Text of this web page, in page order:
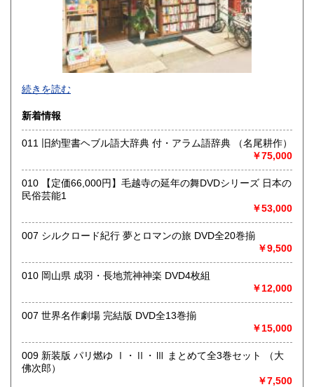
1,460円 鹿児島県
1,460円
東京都小金井市にある店舗で古本、古書の買取や販売をして
おります。
終活・実家整理で古書や古い資料などが出てきたらご相談く
ださい。
いつでもご対応させていただきます。
尾花屋 尾花雄馬（代表責任者）
東京都小金井市東町4-20-3
042-407-5798
最寄駅：東小金井駅
書籍の買取について
・日本全国出張買取可能です。ご希望のお客様はメールにて
ご連絡いただくか、042-407-5798までお電話ください。
《宅配買取ご希望の方》
続きを読む
新着情報
011 旧約聖書ヘブル語大辞典 付・アラム語辞典 （名尾耕作）
￥75,000
010 【定価66,000円】毛越寺の延年の舞DVDシリーズ 日本の
民俗芸能1
￥53,000
007 シルクロード紀行 夢とロマンの旅 DVD全20巻揃
￥9,500
010 岡山県 成羽・長地荒神神楽 DVD4枚組
￥12,000
007 世界名作劇場 完結版 DVD全13巻揃
￥15,000
009 新装版 パリ燃ゆ Ⅰ・Ⅱ・Ⅲ まとめて全3巻セット （大
佛次郎）
￥7,500